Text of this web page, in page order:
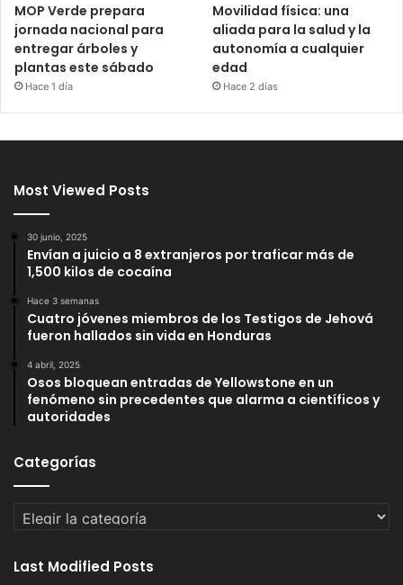
MOP Verde prepara
jornada nacional para
entregar árboles y
plantas este sábado
Hace 1 día
Movilidad física: una
aliada para la salud y la
autonomía a cualquier
edad
Hace 2 días
Most Viewed Posts
30 junio, 2025
Envían a juicio a 8 extranjeros por traficar más de
1,500 kilos de cocaína
Hace 3 semanas
Cuatro jóvenes miembros de los Testigos de Jehová
fueron hallados sin vida en Honduras
4 abril, 2025
Osos bloquean entradas de Yellowstone en un
fenómeno sin precedentes que alarma a científicos y
autoridades
Categorías
Categorías
Last Modified Posts